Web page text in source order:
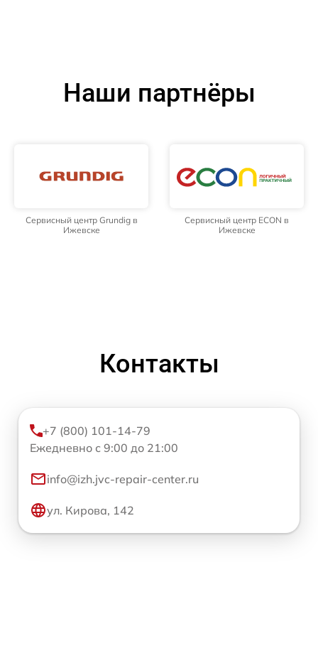
Наши партнёры
Сервисный центр Grundig в
Ижевске
Сервисный центр ECON в
Ижевске
Контакты
+7 (800) 101-14-79
Ежедневно с 9:00 до 21:00
info@izh.jvc-repair-center.ru
ул. Кирова, 142